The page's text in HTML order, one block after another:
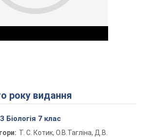
Play Video
року видання
Біологія 7 клас
Т. С. Котик, О.В.Тагліна, Д.В.